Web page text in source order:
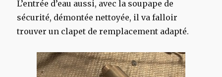
L’entrée d’eau aussi, avec la soupape de
sécurité, démontée nettoyée, il va falloir
trouver un clapet de remplacement adapté.